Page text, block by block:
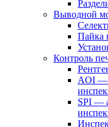
Выводной
Пайка
Контроль
AOI —
SPI —